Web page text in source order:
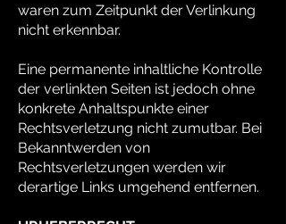
waren zum Zeitpunkt der Verlinkung
nicht erkennbar.
Eine permanente inhaltliche Kontrolle
der verlinkten Seiten ist jedoch ohne
konkrete Anhaltspunkte einer
Rechtsverletzung nicht zumutbar. Bei
Bekanntwerden von
Rechtsverletzungen werden wir
derartige Links umgehend entfernen.